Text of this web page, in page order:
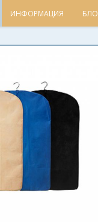
ИНФОРМАЦИЯ